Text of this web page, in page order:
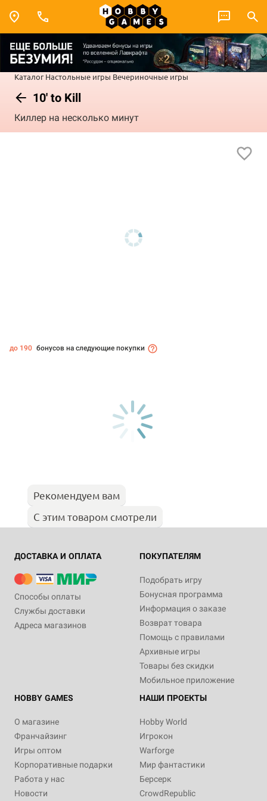
Каталог Настольные игры Вечериночные игры
10' tо Kill
Киллер на несколько минут
до 190 бонусов на следующие покупки
Рекомендуем вам
С этим товаром смотрели
ДОСТАВКА И ОПЛАТА
Способы оплаты
Службы доставки
Адреса магазинов
ПОКУПАТЕЛЯМ
Подобрать игру
Бонусная программа
Информация о заказе
Возврат товара
Помощь с правилами
Архивные игры
Товары без скидки
Мобильное приложение
HOBBY GAMES
О магазине
Франчайзинг
Игры оптом
Корпоративные подарки
Работа у нас
Новости
НАШИ ПРОЕКТЫ
Hobby World
Игрокон
Warforge
Мир фантастики
Берсерк
CrowdRepublic